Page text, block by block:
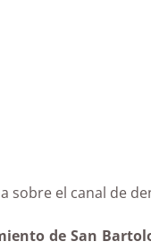
sobre el
de San